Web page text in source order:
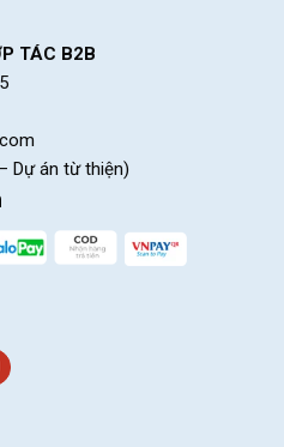
TÁC B2B
Dự án từ thiện)